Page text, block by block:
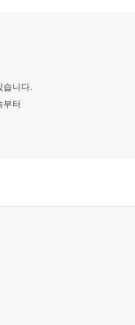
니다.
부터